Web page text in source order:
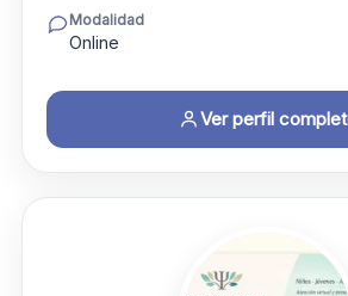
Modalidad
Online
Ver perfil